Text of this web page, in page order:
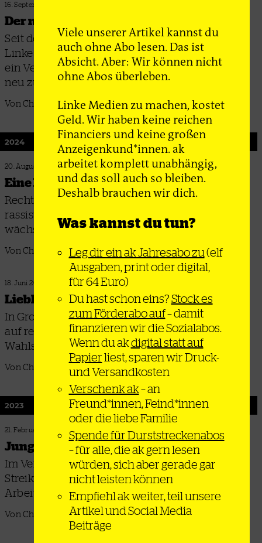
16. September 2025
Der nächste Anlauf
Seit dem Scheitern Corbyns leckt die britische
Linke ihre Wunden – mit Your Party startet nun
ein Versuch, es außerhalb der Sozialdemokratie
neu zu probieren
Von Christian Bunke
2024
20. August 2024
Eine lange Zündschnur
Rechte haben im Vereinigten Königreich auf die
rassistischen Unruhen hingearbeitet, jetzt
wächst der Widerstand dagegen
Von Christian Bunke
18. Juni 2024
Liebling des Bürgertums
In Großbritannien steuert die von Keir Starmer
auf rechts gedrehte Sozialdemokratie auf einen
Wahlsieg zu
Von Christian Bunke
2023
21. Februar 2023
Jung, divers, im Ausstand
Im Vereinigten Königreich finden die größten
Streiks seit fast 40 Jahren statt – für viele
Arbeiter*innen ist es das erste Mal
Von Christian Bunke
Viele unserer Artikel kannst du
auch ohne Abo lesen. Das ist
Absicht. Aber: Wir können nicht
ohne Abos überleben.
Linke Medien zu machen, kostet
Geld. Wir haben keine reichen
Financiers und keine großen
Anzeigenkund*innen. ak
arbeitet komplett unabhängig,
und das soll auch so bleiben.
Deshalb brauchen wir dich.
Was kannst du tun?
Leg dir ein ak Jahresabo zu(elf
Ausgaben, print oder digital,
für 64 Euro)
Du hast schon eins?Stock es
zum Förderabo auf– damit
finanzieren wir die Sozialabos.
Wenn du akdigital statt auf
Papierliest, sparen wir Druck-
und Versandkosten
Verschenk ak– an
Freund*innen, Feind*innen
oder die liebe Familie
Spende für Durststreckenabos
– für alle, die ak gern lesen
würden, sich aber gerade gar
nicht leisten können
Empfiehl ak weiter, teil unsere
Artikel und Social Media
Beiträge